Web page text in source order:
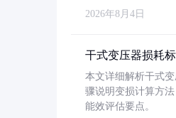
2026年8月4日
干式变压器损耗
本文详细解析干式
骤说明变损计算方
能效评估要点。